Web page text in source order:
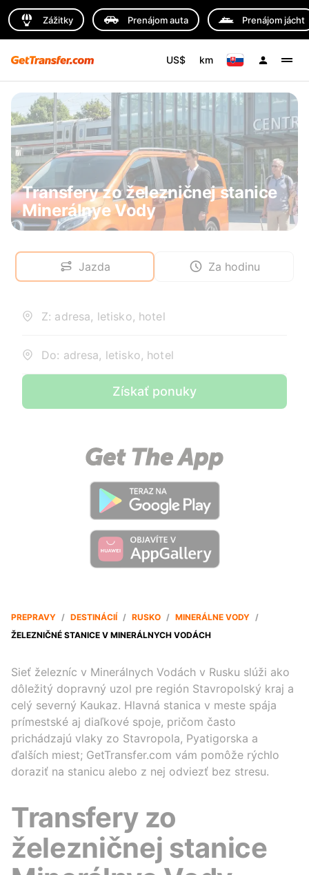
Zážitky Prenájom auta Prenájom jácht
US$ km
Transfery zo železničnej stanice
Minerálnye Vody
Jazda Za hodinu
Z: adresa, letisko, hotel
Do: adresa, letisko, hotel
Získať ponuky
PREPRAVY / DESTINÁCIÍ / RUSKO / MINERÁLNE VODY /
ŽELEZNIČNÉ STANICE V MINERÁLNYCH VODÁCH
Sieť železníc v Minerálnych Vodách v Rusku slúži ako
dôležitý dopravný uzol pre región Stavropolský kraj a
celý severný Kaukaz. Hlavná stanica v meste spája
prímestské aj diaľkové spoje, pričom často
prichádzajú vlaky zo Stavropola, Pyatigorska a
ďalších miest; GetTransfer.com vám pomôže rýchlo
doraziť na stanicu alebo z nej odviezť bez stresu.
Transfery zo
železničnej stanice